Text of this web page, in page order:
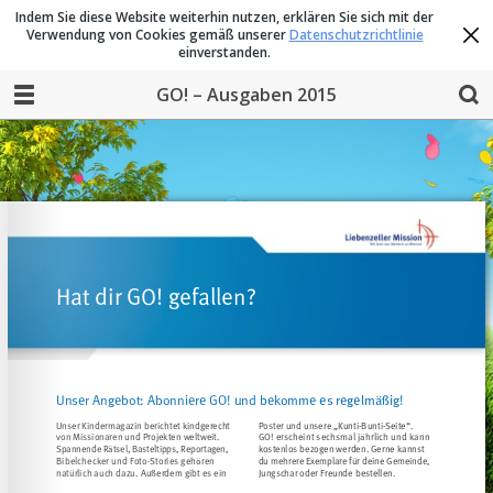
GO! – Ausgaben 2015
Indem Sie diese Website weiterhin nutzen, erklären Sie sich mit der
Verwendung von Cookies gemäß unsererDatenschutzrichtlinie
einverstanden.